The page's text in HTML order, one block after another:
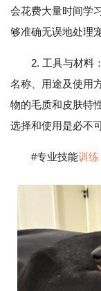
会花费大量时间学
够准确无误地处理
2. 工具与材料
名称、用途及使用
物的毛质和皮肤特
选择和使用是必不
#专业技能训练